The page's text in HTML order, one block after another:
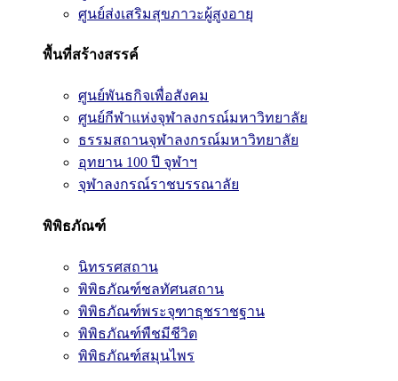
ศูนย์ส่งเสริมสุขภาวะผู้สูงอายุ
พื้นที่สร้างสรรค์
ศูนย์พันธกิจเพื่อสังคม
ศูนย์กีฬาแห่งจุฬาลงกรณ์มหาวิทยาลัย
ธรรมสถานจุฬาลงกรณ์มหาวิทยาลัย
อุทยาน 100 ปี จุฬาฯ
จุฬาลงกรณ์ราชบรรณาลัย
พิพิธภัณฑ์
นิทรรศสถาน
พิพิธภัณฑ์ชลทัศนสถาน
พิพิธภัณฑ์พระจุฑาธุชราชฐาน
พิพิธภัณฑ์พืชมีชีวิต
พิพิธภัณฑ์สมุนไพร